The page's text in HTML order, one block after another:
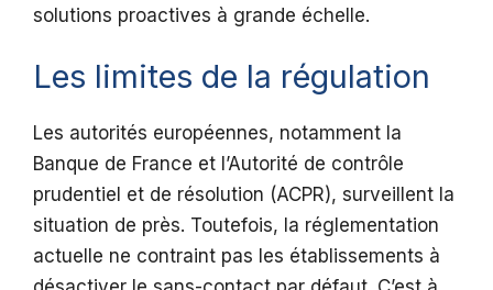
solutions proactives à grande échelle.
Les limites de la régulation
Les autorités européennes, notamment la
Banque de France et l’Autorité de contrôle
prudentiel et de résolution (ACPR), surveillent la
situation de près. Toutefois, la réglementation
actuelle ne contraint pas les établissements à